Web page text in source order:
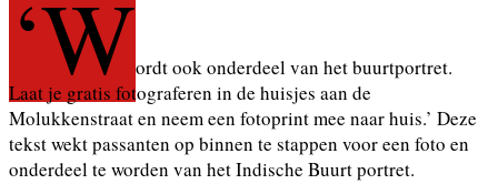
‘Wordt ook onderdeel van het buurtportret.
Laat je gratis fotograferen in de huisjes aan de
Molukkenstraat en neem een fotoprint mee naar huis.’ Deze
tekst wekt passanten op binnen te stappen voor een foto en
onderdeel te worden van het Indische Buurt portret.